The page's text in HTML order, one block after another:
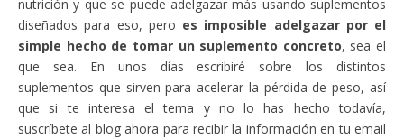
nutrición y que se puede adelgazar más usando suplementos
diseñados para eso, pero es imposible adelgazar por el
simple hecho de tomar un suplemento concreto, sea el
que sea. En unos días escribiré sobre los distintos
suplementos que sirven para acelerar la pérdida de peso, así
que si te interesa el tema y no lo has hecho todavía,
suscríbete al blog ahora para recibir la información en tu email